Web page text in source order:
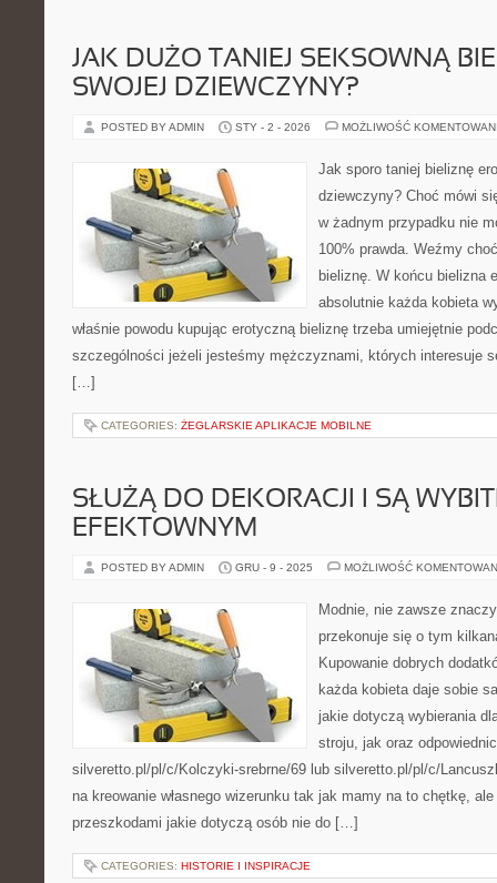
JAK DUŻO TANIEJ SEKSOWNĄ
SWOJEJ DZIEWCZYNY?
POSTED BY ADMIN STY - 2 - 2026 MOŻLIWOŚĆ
Jak sporo taniej bieliznę
dziewczyny? Choć mówi
w żadnym przypadku nie
100% prawda. Weźmy
bieliznę. W końcu bielizna
absolutnie każda kobieta
właśnie powodu kupując erotyczną bieliznę trzeba umiejętnie
szczególności jeżeli jesteśmy mężczyznami, których interesuje
[…]
CATEGORIES: ŻEGLARSKIE APLIKACJE MOBILNE
SŁUŻĄ DO DEKORACJI I SĄ
EFEKTOWNYM
POSTED BY ADMIN GRU - 9 - 2025 MOŻLIWOŚĆ
Modnie, nie zawsze
przekonuje się o tym
Kupowanie dobrych
każda kobieta daje sobie
jakie dotyczą wybierania
stroju, jak oraz
silveretto.pl/pl/c/Kolczyki-srebrne/69 lub silveretto.pl/pl/c/
na kreowanie własnego wizerunku tak jak mamy na to chętkę,
przeszkodami jakie dotyczą osób nie do […]
CATEGORIES: HISTORIE I INSPIRACJE